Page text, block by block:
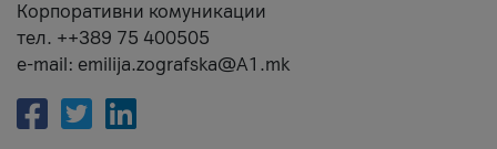
Корпоративни комуникации
тел. ++389 75 400505
e-mail: emilija.zografska@A1.mk